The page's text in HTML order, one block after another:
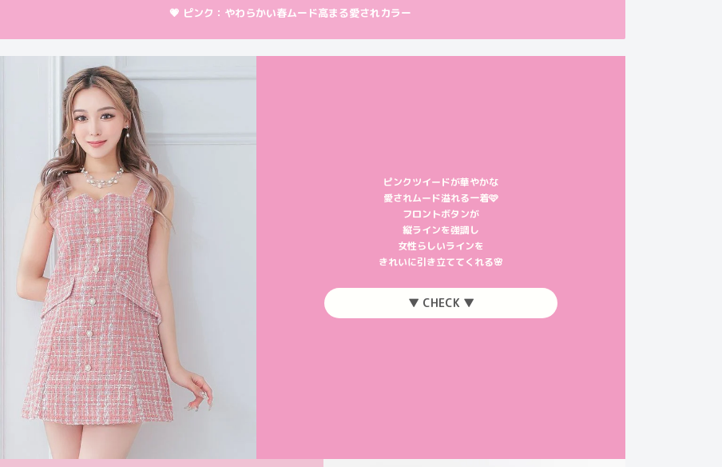
💗 ピンク：やわらかい春ムード高まる愛されカラー
ピンクツイードが華やかな
愛されムード溢れる一着🩷
フロントボタンが
縦ラインを強調し
女性らしいラインを
きれいに引き立ててくれる🌸
▼ CHECK ▼